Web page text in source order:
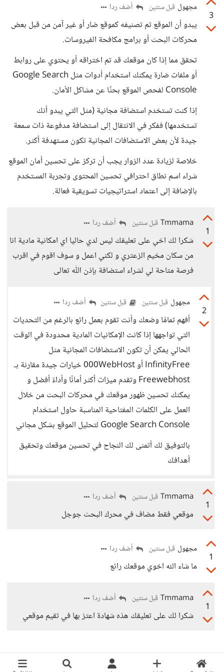
3
مجهول قبل سنتين أضف ردا
يبدو أن الموقع تم تصنيفه كموقع ضار أو غير آمن من قبل بعض
محركات البحث أو برامج مكافحة الفيروسات.
تحقق مما إذا كان موقعك قد تم اختراقه أو يحتوي على روابط
أو ملفات ضارة يمكنك استخدام أدوات مثل Google Search
Console لفحص الموقع بحثًا عن مشاكل الأمان.
إذا كنت تستخدم استضافة مجانية (مثل التي يبدو أنك
تستخدمها) ففكر في الانتقال إلى استضافة مدفوعة ذات سمعة
جيدة لأن بعض الاستضافات المجانية تكون مستهدفة أكثر.
خلاصة لزيادة عدد الزوار يجب أن تركز على تحسين أمان الموقع
شراء اسم نطاق احترافي تحسين المحتوى وتجربة المستخدم
بالإضافة إلى اعتماد استراتيجيات تسويقية فعالة.
1
Tmmama قبل سنتين أضف ردا
شكرا لك اخي على تعليقك ليس لدي حاليا اي امكانية مادية انا
من سكان مخيم الزعتري و لكني اعمل و سوف اقوم في اقرب
فرصة متاحة لي لشراء استضافة بإذن اللّٰه تعالى
2
مجهول قبل سنتين قبل سنتين أضف ردا
أفهم تمامًا وضعك وأنت تقوم بعمل رائع بالرغم من التحديات
التي تواجهها إذا كانت الإمكانيات المادية محدودة في الوقت
الحالي يمكن أن تكون الاستضافات المجانية مثل
InfinityFree أو 000WebHost خيارات جيدة مقارنة بـ
Freewebhost وتقدم ميزات أكثر أمانًا وأداءً أفضل و
يمكنك تحسين ظهور موقعك في محركات البحث من خلال
العمل على الكلمات المفتاحية المناسبة حاول استخدام
Google Search Console لتحليل الموقع بشكل مجاني
بالتوفيق لك أتمنى لك النجاح في تحسين موقعك وتحقيق
أهدافك
1
Tmmama قبل سنتين أضف ردا
موقعي فقط مضاف في محرك البحث جوجل
1
مجهول قبل سنتين أضف ردا
ما شاء الله اخوي موقعك رائع
1
Tmmama قبل سنتين أضف ردا
شكرا لك على تعليقك هذه شهادة اعتز بها في تقيم موقعي